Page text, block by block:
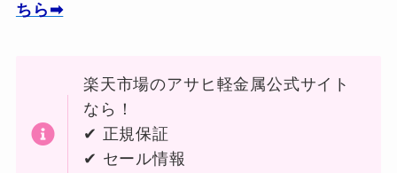
ちら➡
楽天市場のアサヒ軽金属公式サイト
なら！
✔ 正規保証
✔ セール情報